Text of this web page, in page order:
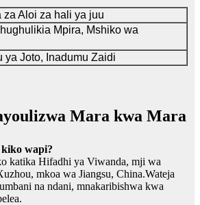
za Aloi za hali ya juu
Mpira, Mshiko wa
ya Joto, Inadumu Zaidi
Mara kwa Mara
wapi?
katika Hifadhi ya Viwanda, mji wa
mkoa wa Jiangsu, China.Wateja
na ndani, mnakaribishwa kwa